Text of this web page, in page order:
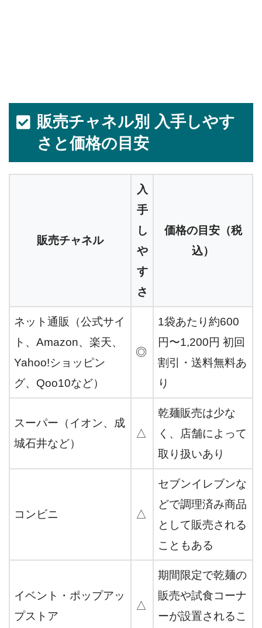
販売チャネル別 入手しやす
さと価格の目安
販売チャネル
入
手
し
や
す
さ
価格の目安（税
込）
ネット通販（公式サイ
ト、Amazon、楽天、
Yahoo!ショッピン
グ、Qoo10など）
◎
1袋あたり約600
円〜1,200円 初回
割引・送料無料あ
り
スーパー（イオン、成
城石井など）
△
乾麺販売は少な
く、店舗によって
取り扱いあり
コンビニ △
セブンイレブンな
どで調理済み商品
として販売される
こともある
イベント・ポップアッ
プストア
△
期間限定で乾麺の
販売や試食コーナ
ーが設置されるこ